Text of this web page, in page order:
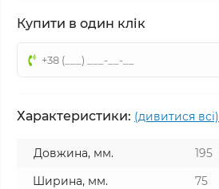
Купити в один клік
Характеристики: (дивитися всі)
Довжина, мм.
195
Ширина, мм.
75